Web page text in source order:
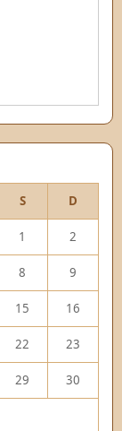
S D
1 2
8 9
15 16
22 23
29 30